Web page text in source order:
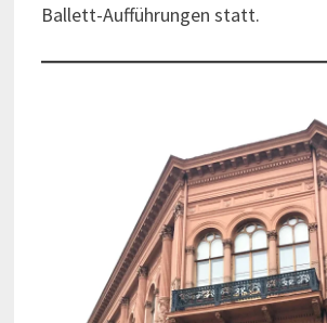
Ballett-Aufführungen statt.